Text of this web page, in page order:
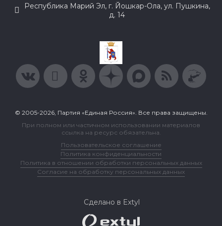
Республика Марий Эл, г. Йошкар-Ола, ул. Пушкина,
д. 14
© 2005-2026, Партия «Единая Россия». Все права защищены.
При полном или частичном использовании материалов
ссылка на ресурс обязательна.
Пользовательское соглашение
Политика конфиденциальности
Политика в отношении обработки персональных данных
Согласие на обработку персональных данных
Сделано в Extyl